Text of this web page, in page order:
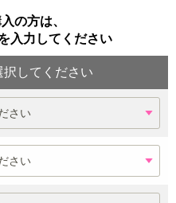
の方は、
入力してください
択してください